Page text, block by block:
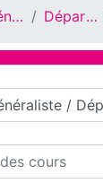
Ingénieur Généraliste Département ECOMAP
cours
cours